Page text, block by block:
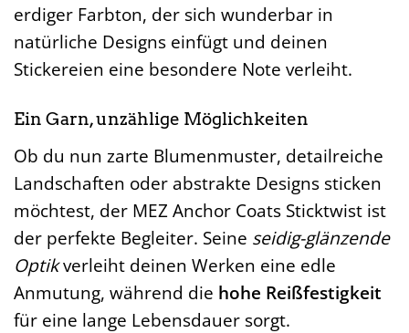
erdiger Farbton, der sich wunderbar in
natürliche Designs einfügt und deinen
Stickereien eine besondere Note verleiht.
Ein Garn, unzählige Möglichkeiten
Ob du nun zarte Blumenmuster, detailreiche
Landschaften oder abstrakte Designs sticken
möchtest, der MEZ Anchor Coats Sticktwist ist
der perfekte Begleiter. Seine seidig-glänzende
Optikverleiht deinen Werken eine edle
Anmutung, während die hohe Reißfestigkeit
für eine lange Lebensdauer sorgt.